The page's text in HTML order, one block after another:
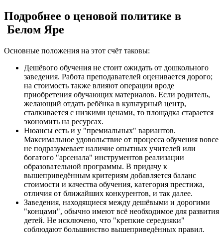
Подробнее о ценовой политике в
Белом Яре
Основные положения на этот счёт таковы:
Дешёвого обучения не стоит ожидать от дошкольного
заведения. Работа преподавателей оценивается дорого;
на стоимость также влияют операции вроде
приобретения обучающих материалов. Если родитель,
желающий отдать ребёнка в культурный центр,
сталкивается с низкими ценами, то площадка старается
экономить на ресурсах.
Нюансы есть и у "премиальных" вариантов.
Максимальное удовольствие от процесса обучения вовсе
не подразумевает наличие опытных учителей или
богатого "арсенала" инструментов реализации
образовательной программы. В придачу к
вышеприведённым критериям добавляется баланс
стоимости и качества обучения, категория престижа,
отличия от ближайших конкурентов, и так далее.
Заведения, находящиеся между дешёвыми и дорогими
"концами", обычно имеют всё необходимое для развития
детей. Не исключено, что "крепкие середняки"
соблюдают большинство вышеприведённых правил.